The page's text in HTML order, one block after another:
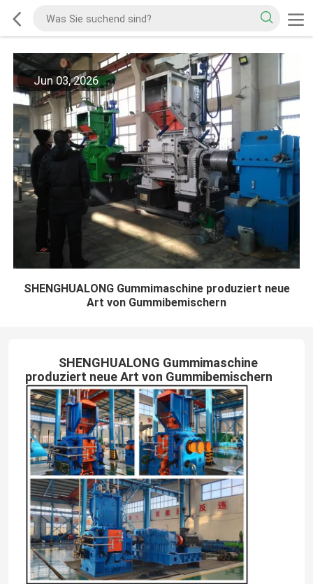
Jun 03, 2026
SHENGHUALONG Gummimaschine produziert neue
Art von Gummibemischern
SHENGHUALONG Gummimaschine
produziert neue Art von Gummibemischern